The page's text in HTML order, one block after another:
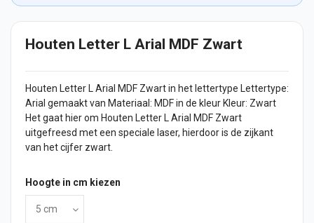
Houten Letter L Arial MDF Zwart
Houten Letter L Arial MDF Zwart in het lettertype Lettertype:
Arial gemaakt van Materiaal: MDF in de kleur Kleur: Zwart
Het gaat hier om Houten Letter L Arial MDF Zwart
uitgefreesd met een speciale laser, hierdoor is de zijkant
van hetcijfer zwart.
Hoogte in cm kiezen